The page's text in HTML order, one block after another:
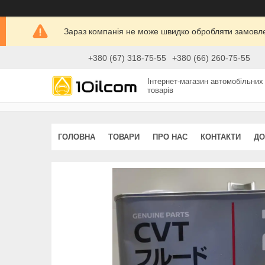
Зараз компанія не може швидко обробляти
+380 (67) 318-75-55 +380 (66) 260-75-55
Інтернет-магазин автомобільних
товарів
ГОЛОВНА ТОВАРИ ПРО НАС КОНТАКТИ